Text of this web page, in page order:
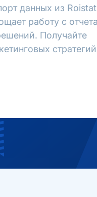
данных из Roistat
работу с
Получайте